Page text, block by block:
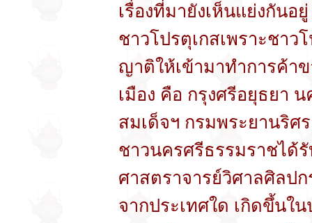
เรื่องที่มายังเห็นแย่งกันอ
ชาวโปรตุเกสเพราะชาว
ญาติให้เข้ามาทำการค้า
เมือง คือ กรุงศรีอยุธยา
สมเด็จฯ กรมพระยานริศ
ชาวนครศรีธรรมราชได้รั
ศาสตราจารย์วิศาลศิลป
จากประเทศใด เกิดขึ้นใ